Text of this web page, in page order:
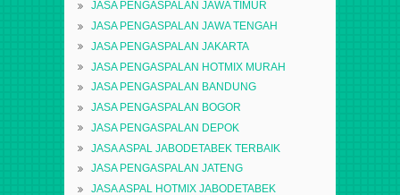
JASA PENGASPALAN JAWA TIMUR
JASA PENGASPALAN JAWA TENGAH
JASA PENGASPALAN JAKARTA
JASA PENGASPALAN HOTMIX MURAH
JASA PENGASPALAN BANDUNG
JASA PENGASPALAN BOGOR
JASA PENGASPALAN DEPOK
JASA ASPAL JABODETABEK TERBAIK
JASA PENGASPALAN JATENG
JASA ASPAL HOTMIX JABODETABEK